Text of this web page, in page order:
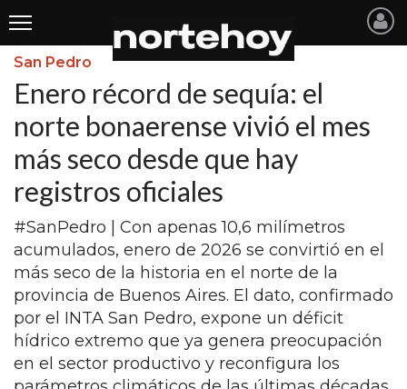
Últimas
Noticias
INICIO
NOTICIAS RECIENTES
SAN NICOLAS
RAMALLO
SAN PEDRO
PROVINCIA
PAIS
San Pedro
Enero récord de sequía: el
norte bonaerense vivió el mes
más seco desde que hay
registros oficiales
#SanPedro | Con apenas 10,6 milímetros
acumulados, enero de 2026 se convirtió en el
más seco de la historia en el norte de la
provincia de Buenos Aires. El dato, confirmado
por el INTA San Pedro, expone un déficit
hídrico extremo que ya genera preocupación
en el sector productivo y reconfigura los